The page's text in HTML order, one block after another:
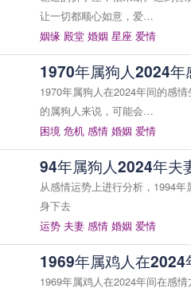
让一切都顺心如意，爱…
姻缘 殿堂 婚姻 星座 爱情
1970年属狗人2024
1970年属狗人在2024年间的感
的属狗人来说，可能会…
困境 危机 感情 婚姻 爱情
94年属狗人2024年夫
从感情运势上进行分析，1994
身下去
运势 夫妻 感情 婚姻 爱情
1969年属鸡人在
1969年属鸡人在2024年间在感